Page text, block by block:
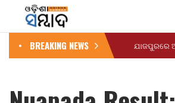
BREAKING NEWS